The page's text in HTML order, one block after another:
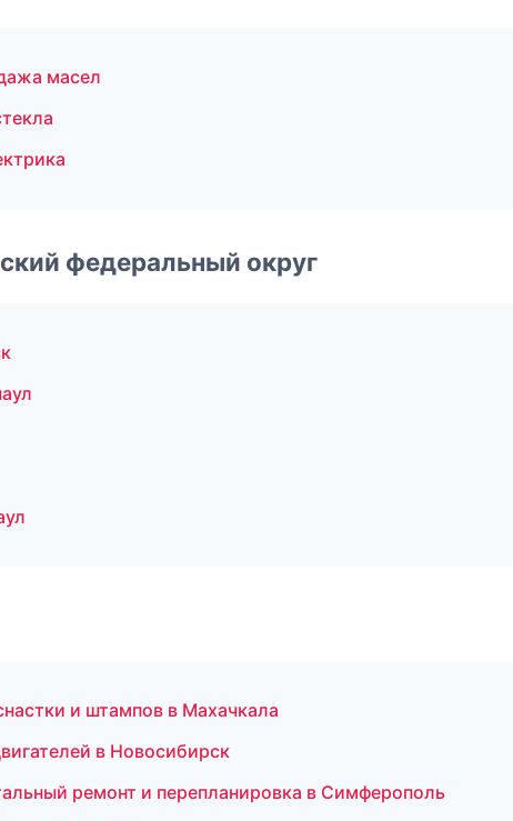
масел
федеральный округ
и штампов в Махачкала
в Новосибирск
ремонт и перепланировка в Симферополь